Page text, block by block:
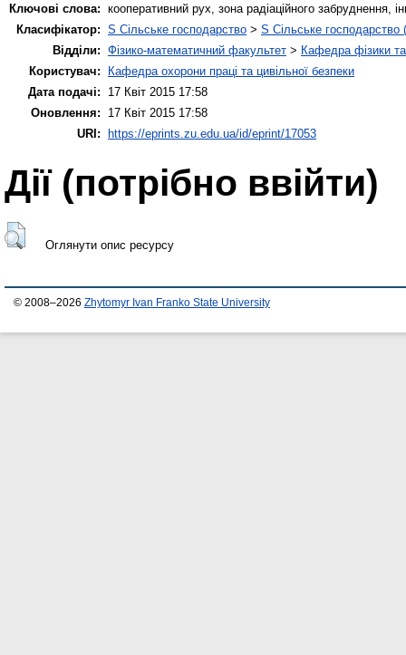
Ключові слова: кооперативний рух, зона радіаційного забруднення,
Класифікатор: S Сільське господарство > S Сільське господарство
Відділи: Фізико-математичний факультет > Кафедра фізики
Користувач:
Кафедра охорони праці та цивільної безпеки
Дата подачі:
17 Квіт 2015 17:58
Оновлення:
17 Квіт 2015 17:58
URI: https://eprints.zu.edu.ua/id/eprint/17053
Дії ​​(потрібно ввійти)
Оглянути опис ресурсу
© 2008–2026 Zhytomyr Ivan Franko State University